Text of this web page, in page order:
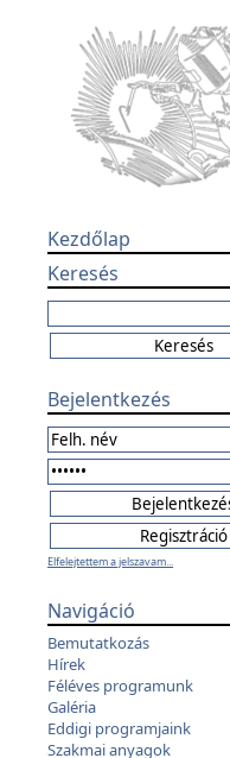
Kezdőlap
Keresés
Bejelentkezés
Elfelejtettem a jelszavam...
Navigáció
Bemutatkozás
Hírek
Féléves programunk
Galéria
Eddigi programjaink
Szakmai anyagok